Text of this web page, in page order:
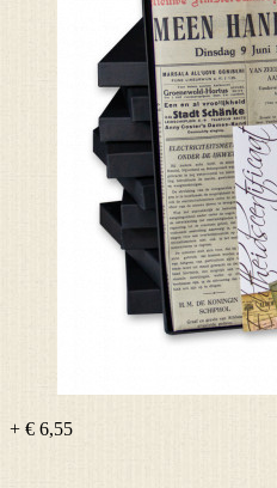
+ € 6,55